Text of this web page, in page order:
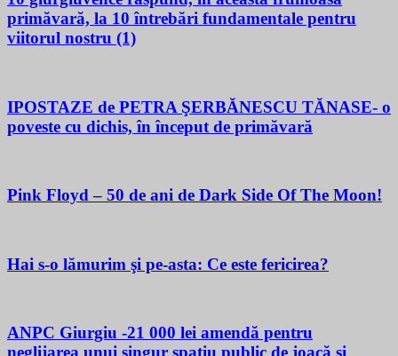
primăvară, la 10 întrebări fundamentale pentru
viitorul nostru (1)
IPOSTAZE de PETRA ŞERBĂNESCU TĂNASE- o
poveste cu dichis, în început de primăvară
Pink Floyd – 50 de ani de Dark Side Of The Moon!
Hai s-o lămurim şi pe-asta: Ce este fericirea?
ANPC Giurgiu -21 000 lei amendă pentru
neglijarea unui singur spațiu public de joacă și